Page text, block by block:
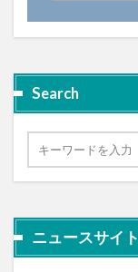
Search
ニュースサイト